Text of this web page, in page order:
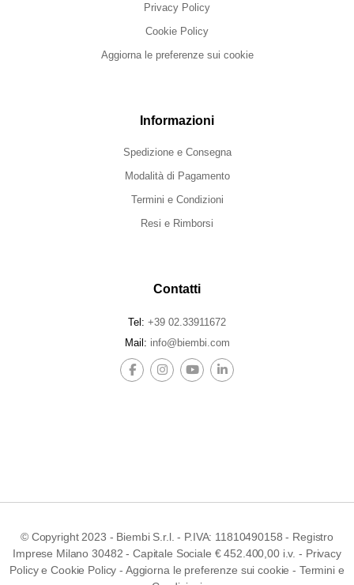
Privacy Policy
Cookie Policy
Aggiorna le preferenze sui cookie
Informazioni
Spedizione e Consegna
Modalità di Pagamento
Termini e Condizioni
Resi e Rimborsi
Contatti
Tel: +39 02.33911672
Mail: info@biembi.com
© Copyright 2023 - Biembi S.r.l. - P.IVA: 11810490158 - Registro
Imprese Milano 30482 - Capitale Sociale € 452.400,00 i.v. - Privacy
PolicyeCookie Policy - Aggiorna le preferenze sui cookie - Termini e